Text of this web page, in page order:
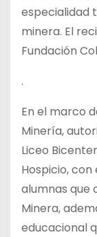
especialidad
minera. El
Fundación
.
En el marco
Minería,
Liceo
Hospicio,
alumnas que
Minera,
educacional